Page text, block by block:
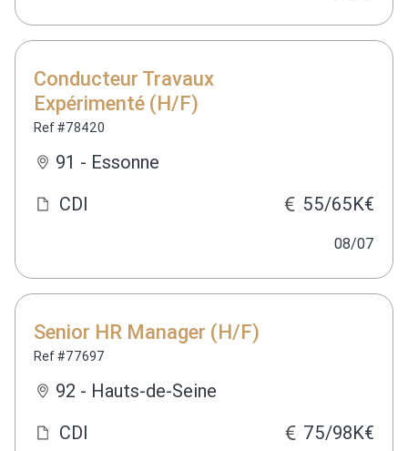
Conducteur Travaux
Expérimenté (H/F)
Ref #78420
91 - Essonne
CDI
55/65K€
08/07
Senior HR Manager (H/F)
Ref #77697
92 - Hauts-de-Seine
CDI
75/98K€